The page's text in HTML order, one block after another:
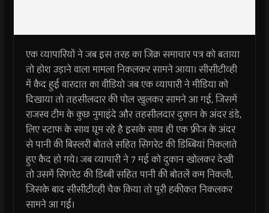
एक व्यापारियों ने जब इस तरह का जिक्र समाचार पत्र को बताया
तो होश उड़ाने वाला मामला निकलकर सामने आया। सीसीटीव्ही
में कैद हुई वारदात का वीडियो जब एक व्यापारी ने मीडिया को
दिखाया तो तहसीलदार की पोल खुलकर सामने आ गई, जिसमें
राजस्व टीम के कुछ नुमाइंदे और तहसीलदार दुकान के अंदर डंडे,
लिए स्टाफ के साथ घूम रहे है इसके साथ ही एक फ्रीज के अंदर
से पानी की बिस्लरी बोतले सहित सिगरेट की डिब्बियां निकलाते
हुए कैद हो गये। जब व्यापारी ने 7 मई को दुकान खोलकर देखी
तो उसमें सिगरेट की डिब्बी सहित पानी की बोतलें कम निकली,
जिसके बाद सीसीटीव्ही चैक किया तो पूरी हकीकत निकलकर
सामने आ गई।